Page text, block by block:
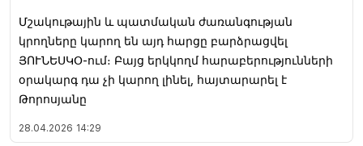
Մշակութային և պատմական ժառանգության
կրողները կարող են այդ հարցը բարձրացվել
ՅՈՒՆԵՍԿՕ-ում։ Բայց երկկողմ հարաբերությունների
օրակարգ դա չի կարող լինել, հայտարարել է
Թորոսյանը
28.04.2026 14:29